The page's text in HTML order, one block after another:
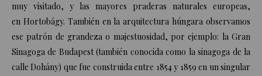
muy visitado, y las mayores praderas naturales europeas,
en Hortobágy. También en la arquitectura húngara observamos
ese patrón de grandeza o majestuosidad, por ejemplo: la Gran
Sinagoga de Budapest (también conocida como la sinagoga de la
calle Dohány) que fue construida entre 1854 y 1859 en un singular